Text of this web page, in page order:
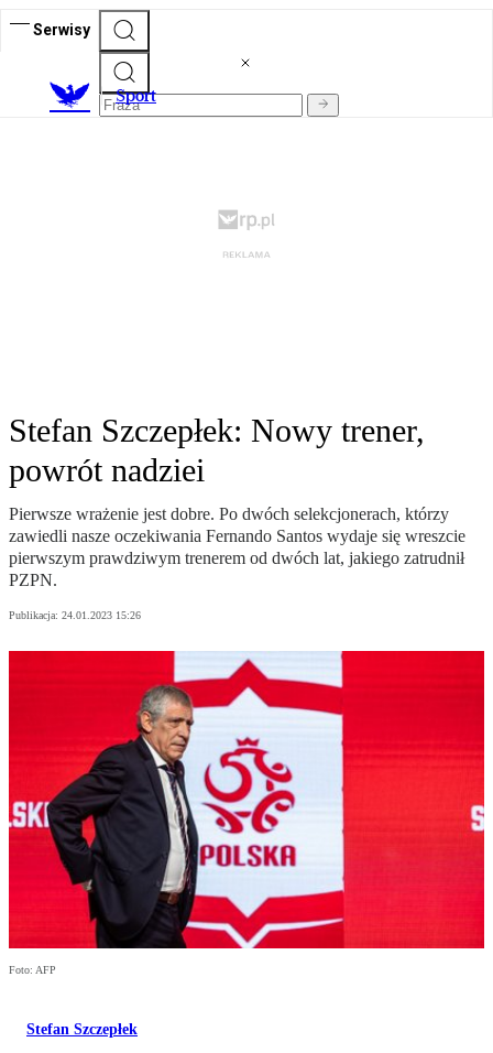
Serwisy
Sport
Stefan Szczepłek: Nowy trener,
powrót nadziei
Pierwsze wrażenie jest dobre. Po dwóch selekcjonerach, którzy
zawiedli nasze oczekiwania Fernando Santos wydaje się wreszcie
pierwszym prawdziwym trenerem od dwóch lat, jakiego zatrudnił
PZPN.
Publikacja: 24.01.2023 15:26
Foto: AFP
Stefan Szczepłek